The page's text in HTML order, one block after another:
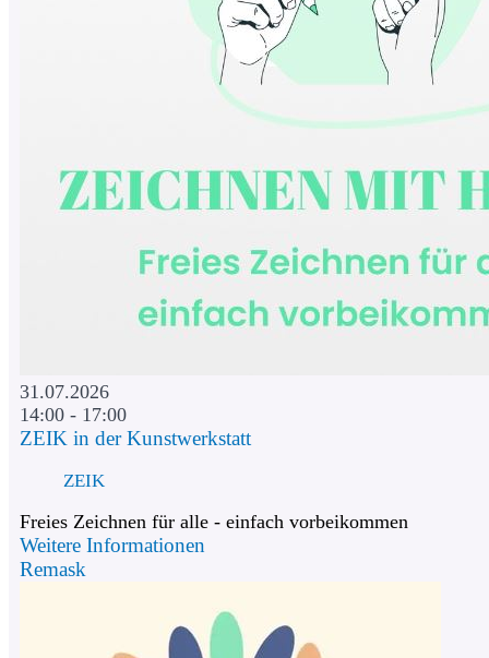
31.07.2026
14:00 - 17:00
ZEIK in der Kunstwerkstatt
ZEIK
Freies Zeichnen für alle - einfach vorbeikommen
Weitere Informationen
Remask